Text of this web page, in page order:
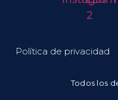
Política de privacidad
Todos los